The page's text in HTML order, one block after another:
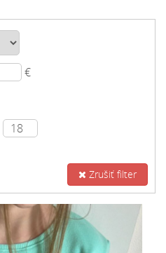
€
Zrušiť filter